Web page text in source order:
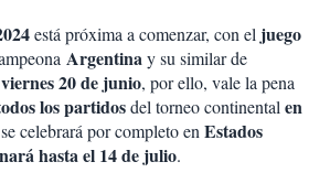
está próxima a comenzar, con el juego
Argentinay su similar de
viernes 20 de junio, por ello, vale la pena
los partidosdel torneo continentalen
celebrará por completo enEstados
hasta el 14 de julio.